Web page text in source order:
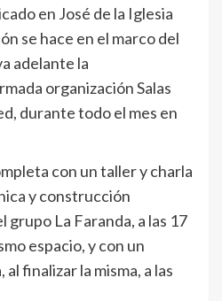
en José de la Iglesia
se hace en el marco del
adelante la
organización Salas
durante todo el mes en
con un taller y charla
y construcción
grupo La Faranda, a las 17
espacio, y con un
finalizar la misma, a las